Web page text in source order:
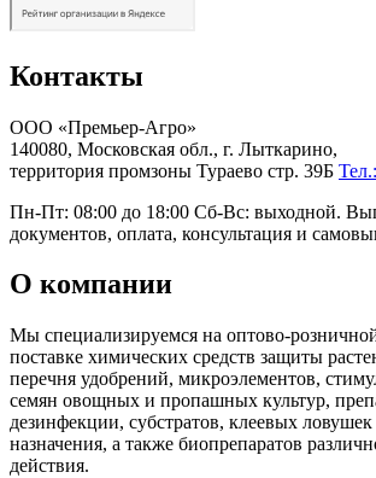
Контакты
ООО «Премьер-Агро»
140080, Московская обл., г. Лыткарино,
территория промзоны Тураево стр. 39Б
Пн-Пт: 08:00 до 18:00 Сб-Вс: выходной.
документов, оплата, консультация и
О компании
Мы специализируемся на оптово-
поставке химических средств защиты
перечня удобрений, микроэлементов,
семян овощных и пропашных культур,
дезинфекции, субстратов, клеевых
назначения, а также биопрепаратов
действия.